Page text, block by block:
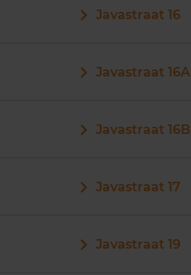
Javastraat 16
Javastraat 16A
Javastraat 16B
Javastraat 17
Javastraat 19